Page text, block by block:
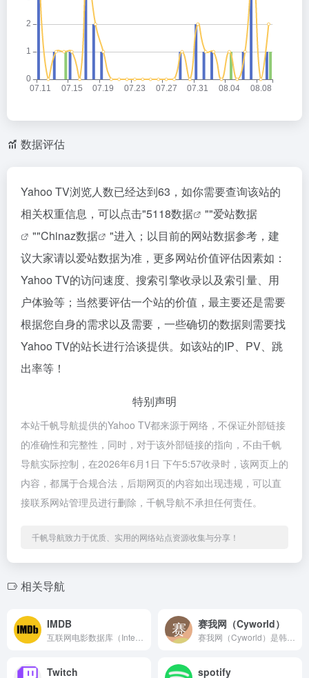
数据评估
Yahoo TV浏览人数已经达到63，如你需要查询该站的
相关权重信息，可以点击"5118数据 ""爱站数据
""Chinaz数据
"进入；以目前的网站数据参考，建
议大家请以爱站数据为准，更多网站价值评估因素如：
Yahoo TV的访问速度、搜索引擎收录以及索引量、用
户体验等；当然要评估一个站的价值，最主要还是需要
根据您自身的需求以及需要，一些确切的数据则需要找
Yahoo TV的站长进行洽谈提供。如该站的IP、PV、跳
出率等！
特别声明
本站千帆导航提供的Yahoo TV都来源于网络，不保证外部链接
的准确性和完整性，同时，对于该外部链接的指向，不由千帆
导航实际控制，在2026年6月1日 下午5:57收录时，该网页上的
内容，都属于合规合法，后期网页的内容如出现违规，可以直
接联系网站管理员进行删除，千帆导航不承担任何责任。
千帆导航致力于优质、实用的网络站点资源收集与分享！
相关导航
IMDB 赛我网（Cyworld）
Twitch spotify